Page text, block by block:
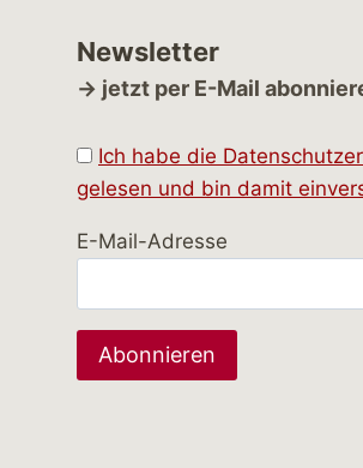
Newsletter
→ jetzt per E-Mail
Ich habe die
gelesen und bin damit
E-Mail-Adresse